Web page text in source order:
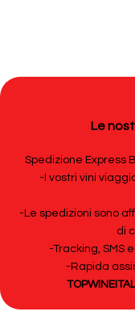
Le
Spedizione Express
-I vostri vini
-Le spedizioni sono
di
-Tracking, SMS
-Rapida